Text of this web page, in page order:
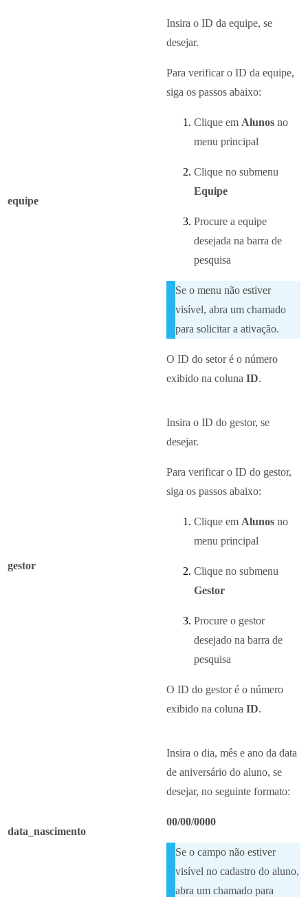
equipe
Insira o ID da equipe, se
desejar.
Para verificar o ID da equipe,
siga os passos abaixo:
Clique em Alunos no
menu principal
Clique no submenu
Equipe
Procure a equipe
desejada na barra de
pesquisa
Se o menu não estiver
visível, abra um chamado
para solicitar a ativação.
O ID do setor é o número
exibido na coluna ID.
gestor
Insira o ID do gestor, se
desejar.
Para verificar o ID do gestor,
siga os passos abaixo:
Clique em Alunos no
menu principal
Clique no submenu
Gestor
Procure o gestor
desejado na barra de
pesquisa
O ID do gestor é o número
exibido na coluna ID.
data_nascimento
Insira o dia, mês e ano da data
de aniversário do aluno, se
desejar, no seguinte formato:
00/00/0000
Se o campo não estiver
visível no cadastro do aluno,
abra um chamado para